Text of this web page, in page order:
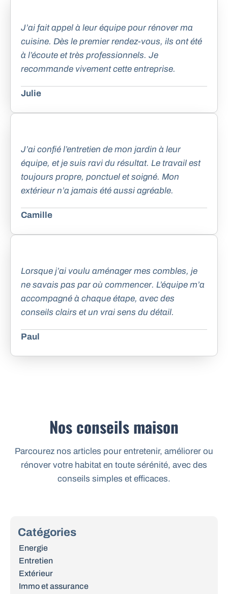
J’ai fait appel à leur équipe pour rénover ma
cuisine. Dès le premier rendez-vous, ils ont été
à l’écoute et très professionnels. Je
recommande vivement cette entreprise.
Julie
J’ai confié l’entretien de mon jardin à leur
équipe, et je suis ravi du résultat. Le travail est
toujours propre, ponctuel et soigné. Mon
extérieur n’a jamais été aussi agréable.
Camille
Lorsque j’ai voulu aménager mes combles, je
ne savais pas par où commencer. L’équipe m’a
accompagné à chaque étape, avec des
conseils clairs et un vrai sens du détail.
Paul
Nos conseils maison
Parcourez nos articles pour entretenir, améliorer ou
rénover votre habitat en toute sérénité, avec des
conseils simples et efficaces.
Catégories
Energie
Entretien
Extérieur
Immo et assurance